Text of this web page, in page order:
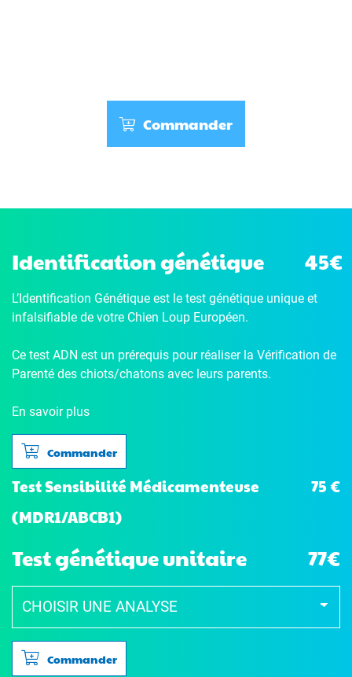
Commander
Identification génétique 45€
L’Identification Génétique est le test génétique unique et
infalsifiable de votre Chien Loup Européen.
Ce test ADN est un prérequis pour réaliser la Vérification de
Parenté des chiots/chatons avec leurs parents.
En savoir plus
Commander
Test Sensibilité Médicamenteuse
(MDR1/ABCB1)
75 €
Test génétique unitaire 77€
Commander